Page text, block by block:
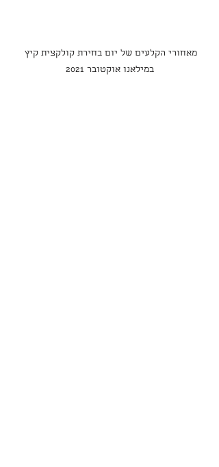
מאחורי הקלעים של יום בחירת קולקצית קיץ
במילאנו אוקטובר 2021